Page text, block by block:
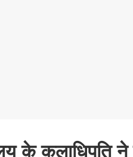
के कुलाधिपति ने